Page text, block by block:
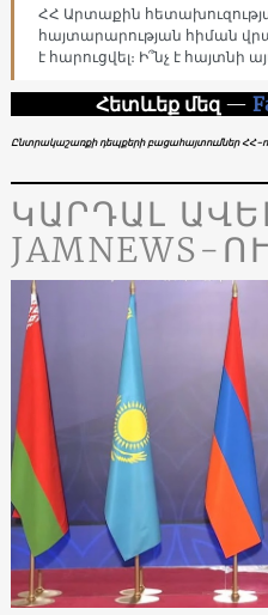
ՀՀ Արտաքին
հայտարարության հիման
է հարուցվել։ Ի՞նչ է հայտնի
Հետևեք մեզ —
Ընտրակաշառքի դեպքերի բացահայտումներ ՀՀ-
ԿԱՐԴԱԼ
JAMNEWS-